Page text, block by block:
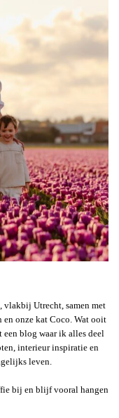
vlakbij Utrecht, samen met
onze kat Coco. Wat ooit
een blog waar ik alles deel
interieur inspiratie en
leven.
bij en blijf vooral hangen